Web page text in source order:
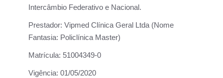
Intercâmbio Federativo e Nacional.
Prestador: Vipmed Clínica Geral Ltda (Nome
Fantasia: Policlínica Master)
Matrícula: 51004349-0
Vigência: 01/05/2020